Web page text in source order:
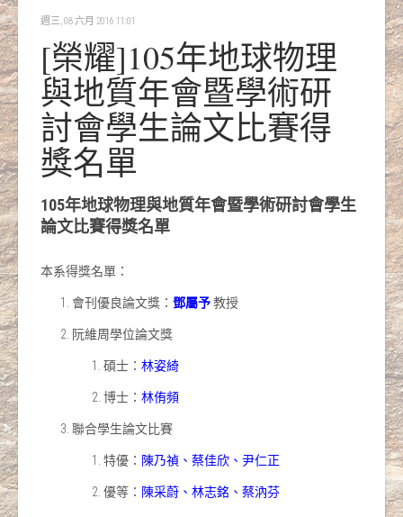
週三, 08 六月 2016 11:01
[榮耀]105年地球物理
與地質年會暨學術研
討會學生論文比賽得
獎名單
105年地球物理與地質年會暨學術研討會學生
論文比賽得獎名單
本系得獎名單：
會刊優良論文獎： 鄧屬予教授
阮維周學位論文獎
碩士： 林姿綺
博士： 林侑頻
聯合學生論文比賽
特優： 陳乃禎、蔡佳欣、尹仁正
優等： 陳采蔚、林志銘、蔡汭芬